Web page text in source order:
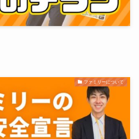
ファミリーについて